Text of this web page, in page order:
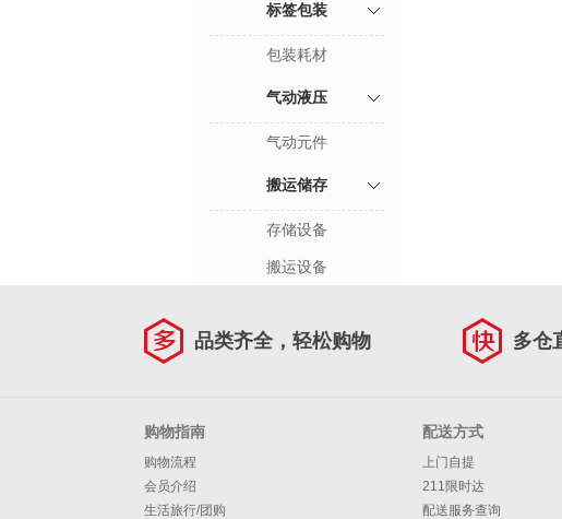
标签包装
包装耗材
气动液压
气动元件
搬运储存
存储设备
搬运设备
品类齐全，轻松购物 多仓
购物指南
购物流程
会员介绍
生活旅行/团购
配送方式
上门自提
211限时达
配送服务查询